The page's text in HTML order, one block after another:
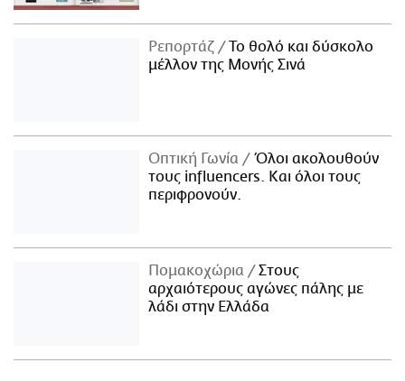
Ρεπορτάζ
Το θολό και δύσκολο
μέλλον της Μονής Σινά
Οπτική Γωνία
Όλοι ακολουθούν
τους influencers. Και όλοι τους
περιφρονούν.
Πομακοχώρια
Στους
αρχαιότερους αγώνες πάλης με
λάδι στην Ελλάδα